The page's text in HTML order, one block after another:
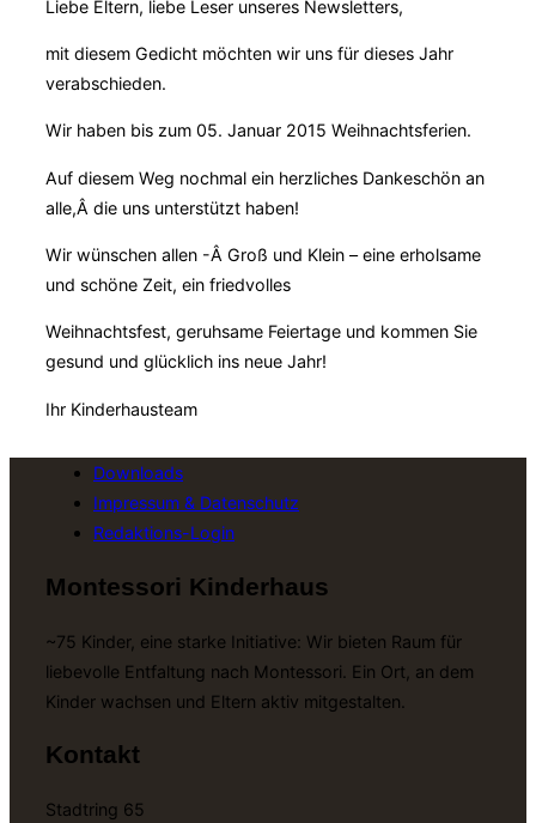
Liebe Eltern, liebe Leser unseres Newsletters,
mit diesem Gedicht möchten wir uns für dieses Jahr
verabschieden.
Wir haben bis zum 05. Januar 2015 Weihnachtsferien.
Auf diesem Weg nochmal ein herzliches Dankeschön an
alle,Â die uns unterstützt haben!
Wir wünschen allen -Â Groß und Klein – eine erholsame
und schöne Zeit, ein friedvolles
Weihnachtsfest, geruhsame Feiertage und kommen Sie
gesund und glücklich ins neue Jahr!
Ihr Kinderhausteam
Downloads
Impressum & Datenschutz
Redaktions-Login
Montessori Kinderhaus
~75 Kinder, eine starke Initiative: Wir bieten Raum für
liebevolle Entfaltung nach Montessori. Ein Ort, an dem
Kinder wachsen und Eltern aktiv mitgestalten.
Kontakt
Stadtring 65